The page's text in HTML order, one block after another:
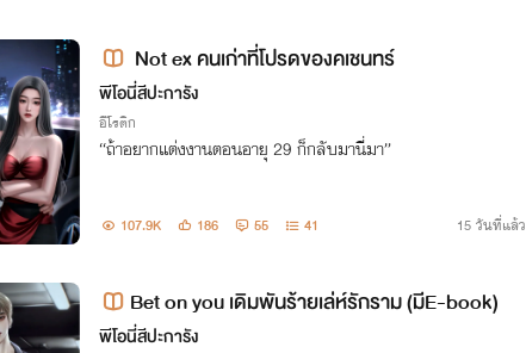
Not ex คนเก่าที่โปรดของคเชนทร์
พีโอนี่สีปะการัง
อีโรติก
“ถ้าอยากแต่งงานตอนอายุ 29 ก็กลับมานี่มา”
107.9K 186 55 41 15 วันที่แล้ว
Bet on you เดิมพันร้ายเล่ห์รักราม (มีE-book)
พีโอนี่สีปะการัง